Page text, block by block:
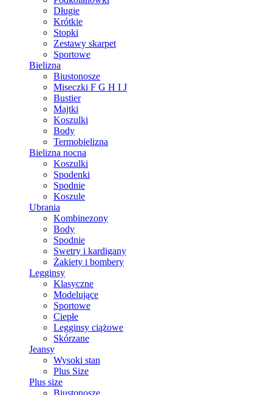
Długie
Krótkie
Stopki
Zestawy skarpet
Sportowe
Bielizna
Biustonosze
Miseczki F G H I J
Bustier
Majtki
Koszulki
Body
Termobielizna
Bielizna nocna
Koszulki
Spodenki
Spodnie
Koszule
Ubrania
Kombinezony
Body
Spodnie
Swetry i kardigany
Żakiety i bombery
Legginsy
Klasyczne
Modelujące
Sportowe
Ciepłe
Legginsy ciążowe
Skórzane
Jeansy
Wysoki stan
Plus Size
Plus size
Biustonosze